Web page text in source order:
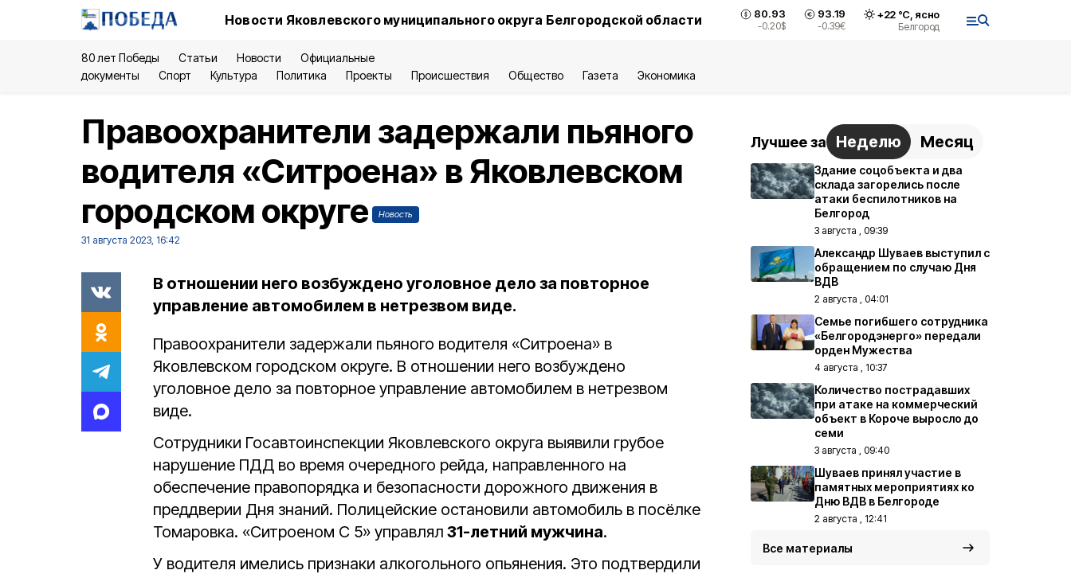
Новости Яковлевского муниципального округа Белгородской области 80.93
-0.20$
93.19
-0.39€
+22°С, ясно
Белгород
80 лет Победы Статьи Новости
Официальные
документы
Спорт Культура Политика Проекты Происшествия Общество Газета Экономика
Правоохранители задержали пьяного
водителя «Ситроена» в Яковлевском
городском округе
Новость
31 августа 2023, 16:42
В отношении него возбуждено уголовное дело за повторное
управление автомобилем в нетрезвом виде.
Правоохранители задержали пьяного водителя «Ситроена» в
Яковлевском городском округе. В отношении него возбуждено
уголовное дело за повторное управление автомобилем в нетрезвом
виде.
Сотрудники Госавтоинспекции Яковлевского округа выявили грубое
нарушение ПДД во время очередного рейда, направленного на
обеспечение правопорядка и безопасности дорожного движения в
преддверии Дня знаний. Полицейские остановили автомобиль в посёлке
Томаровка. «Ситроеном С 5» управлял 31-летний мужчина.
У водителя имелись признаки алкогольного опьянения. Это подтвердили
Лучшее за Неделю Месяц
Здание соцобъекта и два
склада загорелись после
атаки беспилотников на
Белгород
3 августа , 09:39
Александр Шуваев выступил с
обращением по случаю Дня
ВДВ
2 августа , 04:01
Семье погибшего сотрудника
«Белгородэнерго» передали
орден Мужества
4 августа , 10:37
Количество пострадавших
при атаке на коммерческий
объект в Короче выросло до
семи
3 августа , 09:40
Шуваев принял участие в
памятных мероприятиях ко
Дню ВДВ в Белгороде
2 августа , 12:41
Все материалы